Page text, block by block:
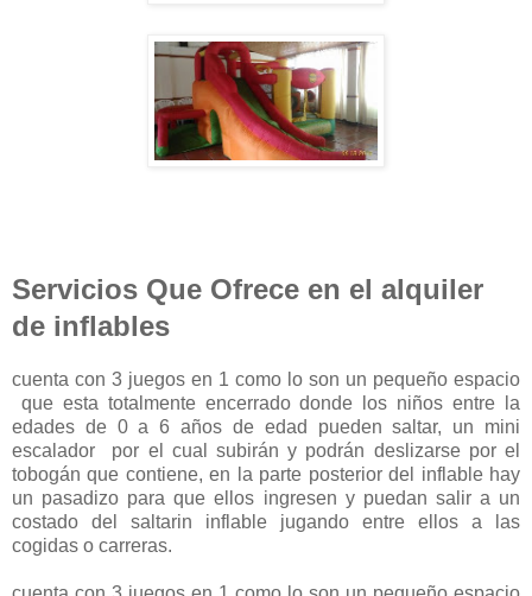
Servicios Que Ofrece en el alquiler
de inflables
cuenta con 3 juegos en 1 como lo son un pequeño espacio
que esta totalmente encerrado donde los niños entre la
edades de 0 a 6 años de edad pueden saltar, un mini
escalador por el cual subirán y podrán deslizarse por el
tobogán que contiene, en la parte posterior del inflable hay
un pasadizo para que ellos ingresen y puedan salir a un
costado del saltarin inflable jugando entre ellos a las
cogidas o carreras.